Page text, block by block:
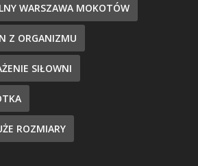
WARSZAWA MOKOTÓW
Z ORGANIZMU
SIŁOWNI
ROZMIARY